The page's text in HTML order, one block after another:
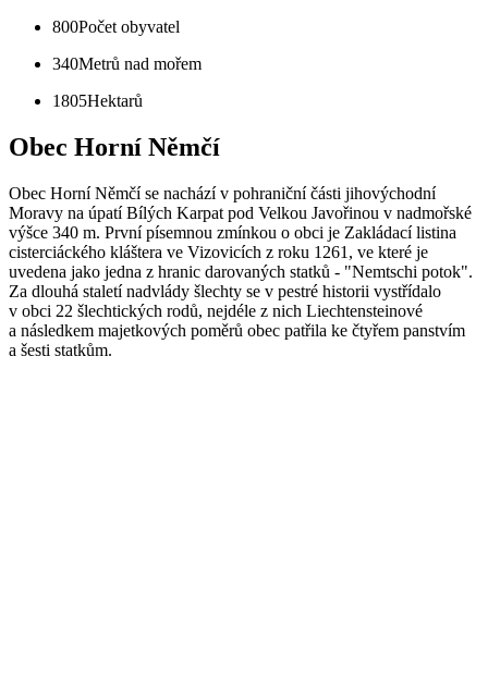
800Počet obyvatel
340Metrů nad mořem
1805Hektarů
Obec Horní Němčí
Obec Horní Němčí se nachází v pohraniční části jihovýchodní
Moravy na úpatí Bílých Karpat pod Velkou Javořinou v nadmořské
výšce 340 m. První písemnou zmínkou o obci je Zakládací listina
cisterciáckého kláštera ve Vizovicích z roku 1261, ve které je
uvedena jako jedna z hranic darovaných statků - "Nemtschi potok".
Za dlouhá staletí nadvlády šlechty se v pestré historii vystřídalo
v obci 22 šlechtických rodů, nejdéle z nich Liechtensteinové
a následkem majetkových poměrů obec patřila ke čtyřem panstvím
a šesti statkům.